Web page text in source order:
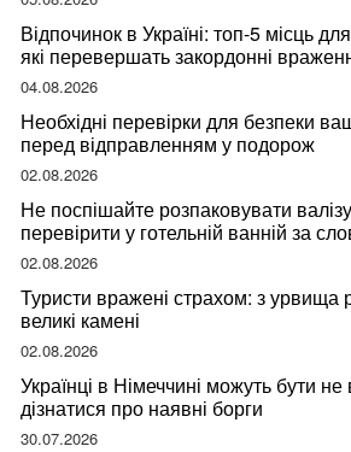
Відпочинок в Україні: топ-5 місць
які перевершать закордонні
04.08.2026
Необхідні перевірки для безпеки
перед відправленням у подорож
02.08.2026
Не поспішайте розпаковувати
перевірити у готельній ванній за
мандрівниці
02.08.2026
Туристи вражені страхом: з урвища
великі камені
02.08.2026
Українці в Німеччині можуть бути
дізнатися про наявні борги
30.07.2026